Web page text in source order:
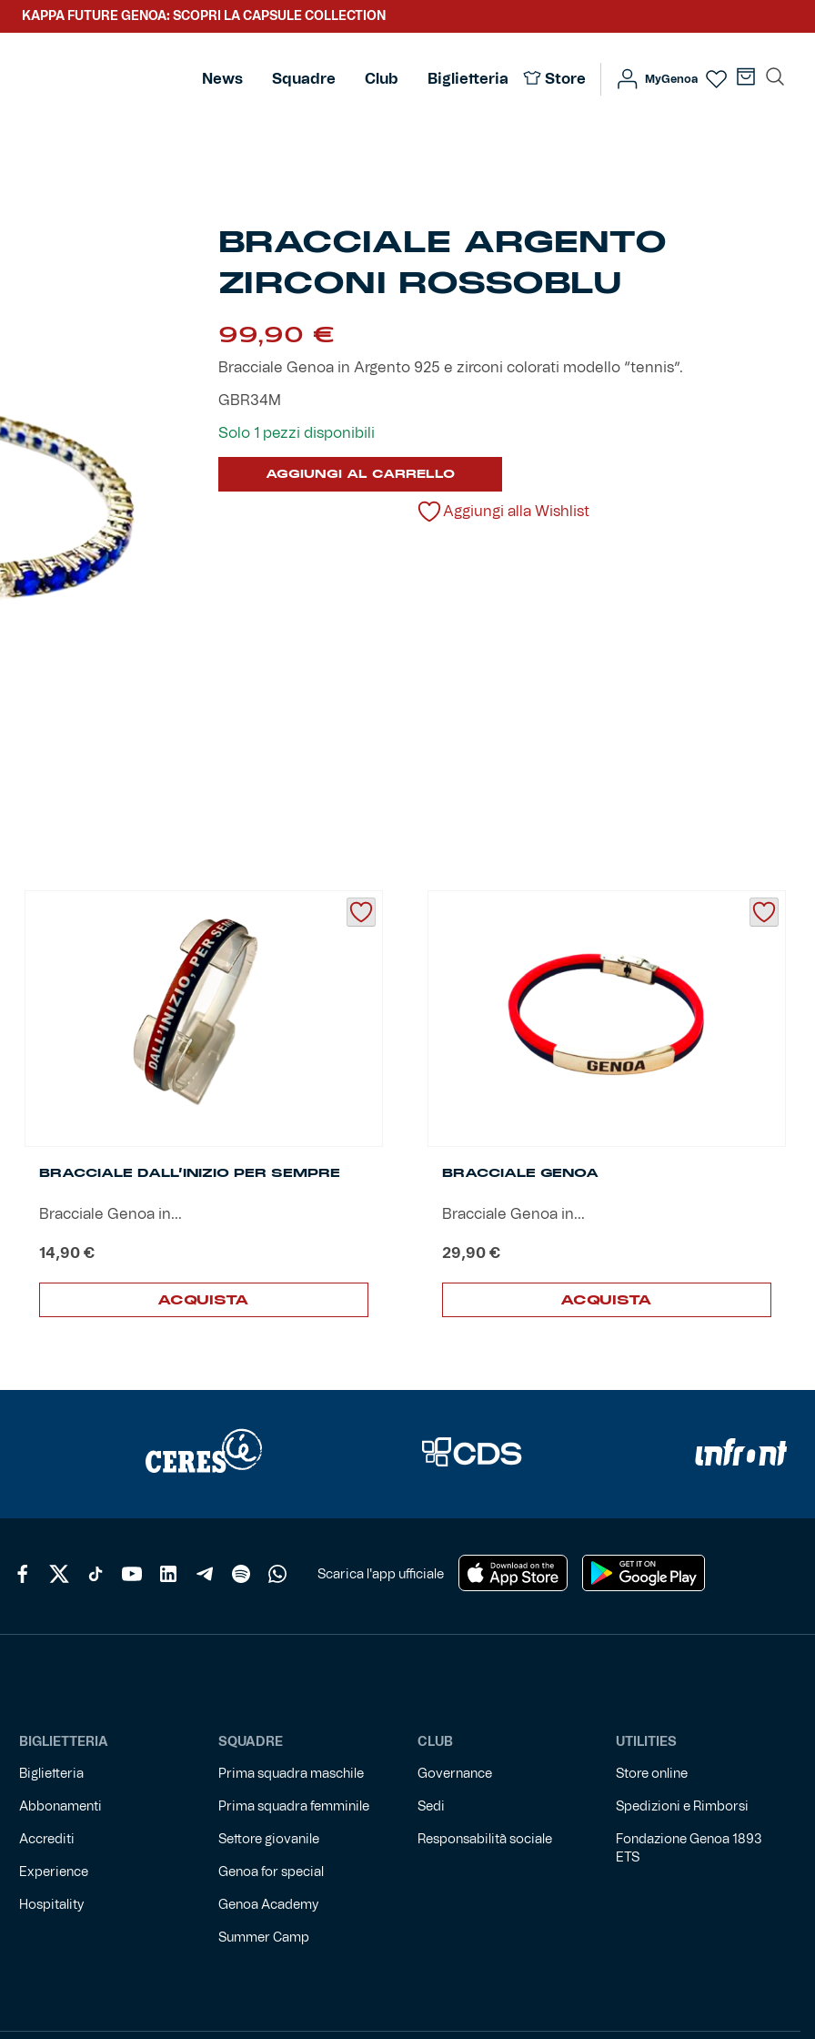
KAPPA FUTURE GENOA: SCOPRI LA CAPSULE COLLECTION
News Squadre Club Biglietteria Store MyGenoa
BRACCIALE ARGENTO
ZIRCONI ROSSOBLU
99,90 €
Bracciale Genoa in Argento 925 e zirconi colorati modello “tennis”.
GBR34M
Solo 1 pezzi disponibili
AGGIUNGI AL CARRELLO
Aggiungi alla Wishlist
BRACCIALE DALL’INIZIO PER SEMPRE
Bracciale Genoa in...
14,90 €
ACQUISTA
BRACCIALE GENOA
Bracciale Genoa in...
29,90 €
ACQUISTA
Scarica l'app ufficiale
BIGLIETTERIA
Biglietteria
Abbonamenti
Accrediti
Experience
Hospitality
SQUADRE
Prima squadra maschile
Prima squadra femminile
Settore giovanile
Genoa for special
Genoa Academy
Summer Camp
CLUB
Governance
Sedi
Responsabilità sociale
UTILITIES
Store online
Spedizioni e Rimborsi
Fondazione Genoa 1893
ETS